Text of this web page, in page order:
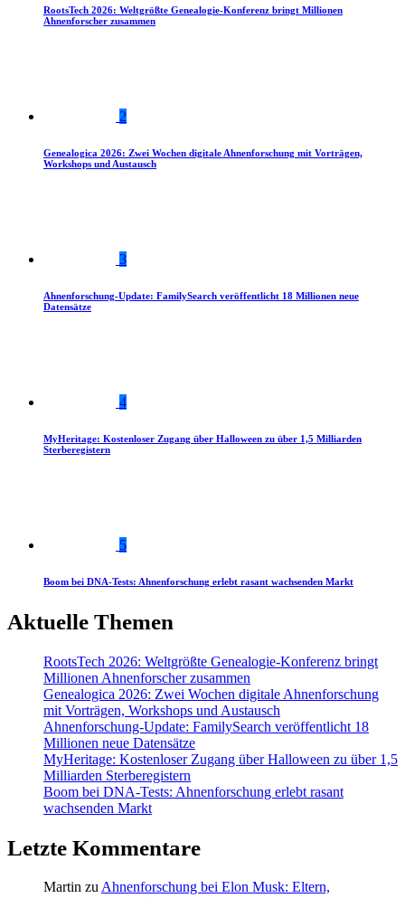
RootsTech 2026: Weltgrößte Genealogie-Konferenz bringt Millionen
Ahnenforscher zusammen
2
Genealogica 2026: Zwei Wochen digitale Ahnenforschung mit Vorträgen,
Workshops und Austausch
3
Ahnenforschung-Update: FamilySearch veröffentlicht 18 Millionen neue
Datensätze
4
MyHeritage: Kostenloser Zugang über Halloween zu über 1,5 Milliarden
Sterberegistern
5
Boom bei DNA-Tests: Ahnenforschung erlebt rasant wachsenden Markt
Aktuelle Themen
RootsTech 2026: Weltgrößte Genealogie-Konferenz bringt
Millionen Ahnenforscher zusammen
Genealogica 2026: Zwei Wochen digitale Ahnenforschung
mit Vorträgen, Workshops und Austausch
Ahnenforschung-Update: FamilySearch veröffentlicht 18
Millionen neue Datensätze
MyHeritage: Kostenloser Zugang über Halloween zu über 1,5
Milliarden Sterberegistern
Boom bei DNA-Tests: Ahnenforschung erlebt rasant
wachsenden Markt
Letzte Kommentare
Martin zu Ahnenforschung bei Elon Musk: Eltern,